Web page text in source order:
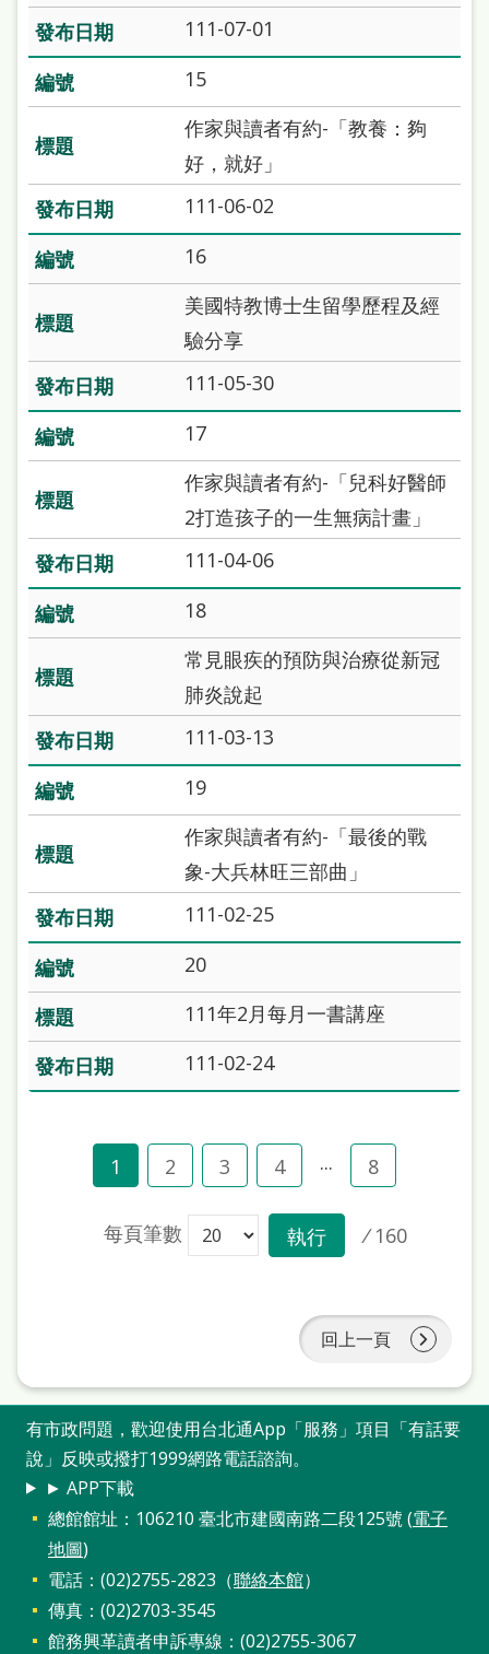
111-07-01
15
作家與讀者有約-「教養：夠
好，就好」
111-06-02
16
美國特教博士生留學歷程及經
驗分享
111-05-30
17
作家與讀者有約-「兒科好醫師
2打造孩子的一生無病計畫」
111-04-06
18
常見眼疾的預防與治療從新冠
肺炎說起
111-03-13
19
作家與讀者有約-「最後的戰
象-大兵林旺三部曲」
111-02-25
20
111年2月每月一書講座
111-02-24
1 2 3 4 ... 8
每頁筆數 執行 / 160
回上一頁
有市政問題，歡迎使用台北通App「服務」項目「有話要
說」反映或撥打1999網路電話諮詢。
► APP下載
總館館址：106210 臺北市建國南路二段125號 (電子
地圖)
電話：(02)2755-2823（聯絡本館）
傳真：(02)2703-3545
館務興革讀者申訴專線：(02)2755-3067